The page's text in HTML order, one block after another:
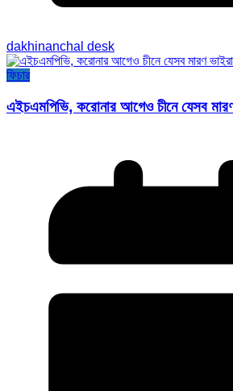
dakhinanchal desk
ফিচার
এইচএমপিভি, করোনার আগেও চীনে যেসব